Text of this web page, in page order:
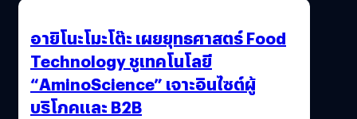
อายิโนะโมะโต๊ะ เผยยุทธศาสตร์ Food
Technology ชูเทคโนโลยี
“AminoScience” เจาะอินไซต์ผู้
บริโภคและ B2B